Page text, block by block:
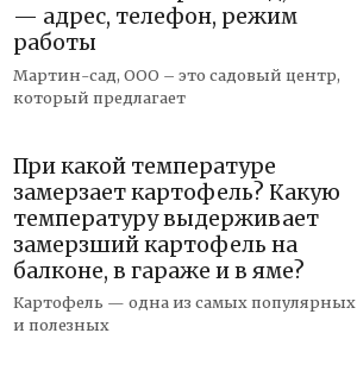
— адрес, телефон, режим
работы
Мартин-сад, ООО – это садовый центр,
который предлагает
При какой температуре
замерзает картофель? Какую
температуру выдерживает
замерзший картофель на
балконе, в гараже и в яме?
Картофель — одна из самых популярных
и полезных